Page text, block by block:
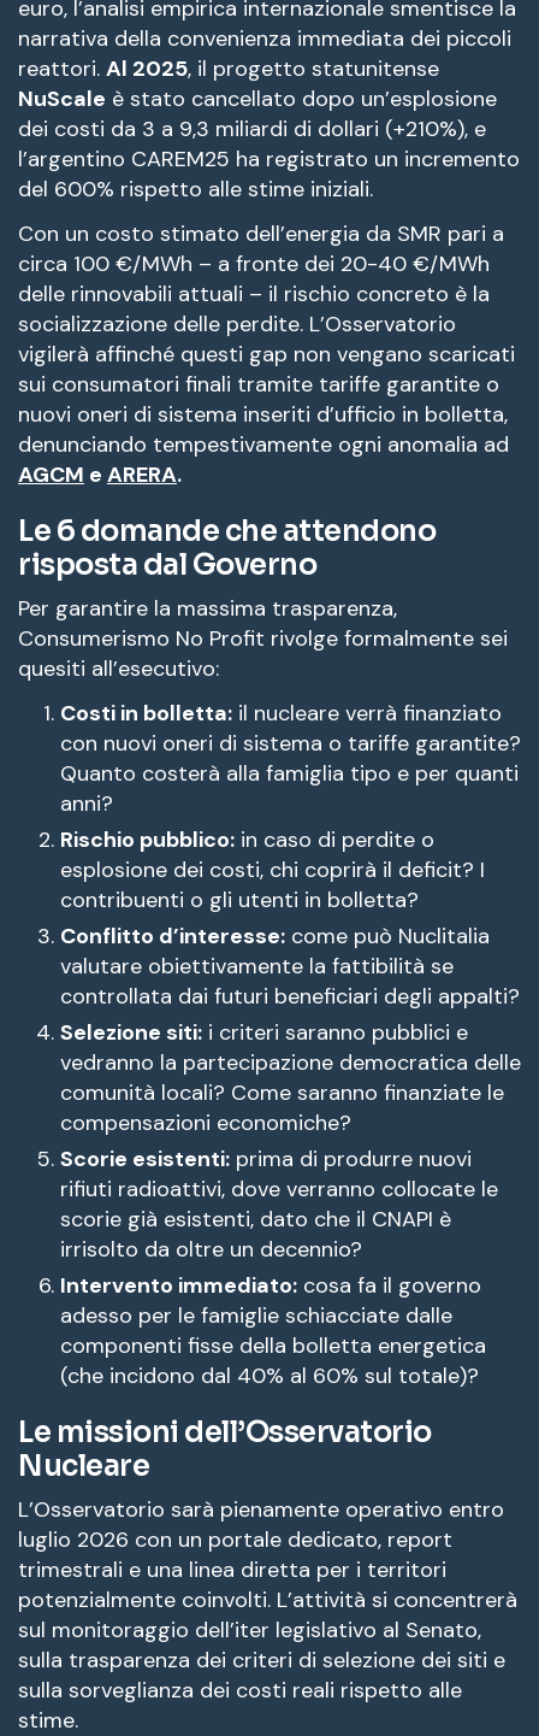
euro, l’analisi empirica internazionale smentisce la
narrativa della convenienza immediata dei piccoli
reattori. Al 2025, il progetto statunitense
NuScale è stato cancellato dopo un’esplosione
dei costi da 3 a 9,3 miliardi di dollari (+210%), e
l’argentino CAREM25 ha registrato un incremento
del 600% rispetto alle stime iniziali.
Con un costo stimato dell’energia da SMR pari a
circa 100 €/MWh – a fronte dei 20-40 €/MWh
delle rinnovabili attuali – il rischio concreto è la
socializzazione delle perdite. L’Osservatorio
vigilerà affinché questi gap non vengano scaricati
sui consumatori finali tramite tariffe garantite o
nuovi oneri di sistema inseriti d’ufficio in bolletta,
denunciando tempestivamente ogni anomalia ad
AGCM e ARERA.
Le 6 domande che attendono
risposta dal Governo
Per garantire la massima trasparenza,
Consumerismo No Profit rivolge formalmente sei
quesiti all’esecutivo:
Costi in bolletta: il nucleare verrà finanziato
con nuovi oneri di sistema o tariffe garantite?
Quanto costerà alla famiglia tipo e per quanti
anni?
Rischio pubblico: in caso di perdite o
esplosione dei costi, chi coprirà il deficit? I
contribuenti o gli utenti in bolletta?
Conflitto d’interesse: come può Nuclitalia
valutare obiettivamente la fattibilità se
controllata dai futuri beneficiari degli appalti?
Selezione siti: i criteri saranno pubblici e
vedranno la partecipazione democratica delle
comunità locali? Come saranno finanziate le
compensazioni economiche?
Scorie esistenti: prima di produrre nuovi
rifiuti radioattivi, dove verranno collocate le
scorie già esistenti, dato che il CNAPI è
irrisolto da oltre un decennio?
Intervento immediato: cosa fa il governo
adesso per le famiglie schiacciate dalle
componenti fisse della bolletta energetica
(che incidono dal 40% al 60% sul totale)?
Le missioni dell’Osservatorio
Nucleare
L’Osservatorio sarà pienamente operativo entro
luglio 2026 con un portale dedicato, report
trimestrali e una linea diretta per i territori
potenzialmente coinvolti. L’attività si concentrerà
sul monitoraggio dell’iter legislativo al Senato,
sulla trasparenza dei criteri di selezione dei siti e
sulla sorveglianza dei costi reali rispetto alle
stime.